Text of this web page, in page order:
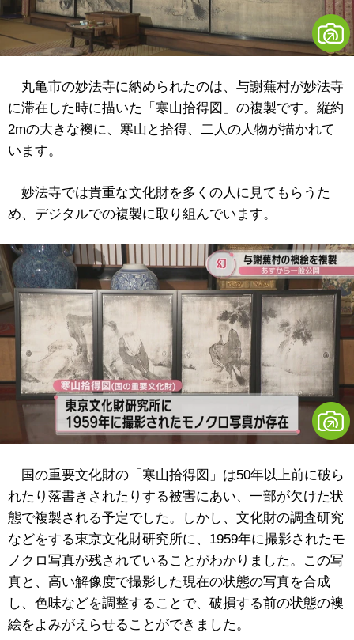
丸亀市の妙法寺に納められたのは、与謝蕪村が妙法寺
に滞在した時に描いた「寒山拾得図」の複製です。縦約
2mの大きな襖に、寒山と拾得、二人の人物が描かれて
います。
妙法寺では貴重な文化財を多くの人に見てもらうた
め、デジタルでの複製に取り組んでいます。
国の重要文化財の「寒山拾得図」は50年以上前に破ら
れたり落書きされたりする被害にあい、一部が欠けた状
態で複製される予定でした。しかし、文化財の調査研究
などをする東京文化財研究所に、1959年に撮影されたモ
ノクロ写真が残されていることがわかりました。この写
真と、高い解像度で撮影した現在の状態の写真を合成
し、色味などを調整することで、破損する前の状態の襖
絵をよみがえらせることができました。